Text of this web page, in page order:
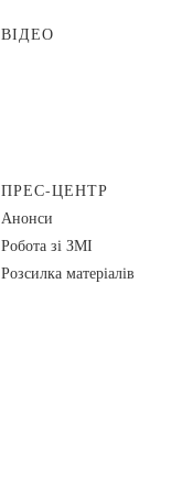
ВІДЕО
ПРЕС-ЦЕНТР
Анонси
Робота зі ЗМІ
Розсилка матеріалів